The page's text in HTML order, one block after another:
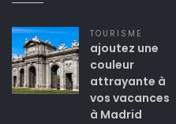
TOURISME
ajoutez une
couleur
attrayante à
vos vacances
à Madrid